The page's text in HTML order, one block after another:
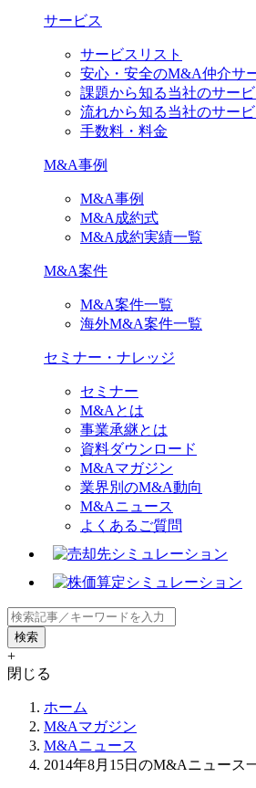
サービス
サービスリスト
安心・安全のM&A仲介サ
課題から知る当社のサービ
流れから知る当社のサービ
手数料・料金
M&A事例
M&A事例
M&A成約式
M&A成約実績一覧
M&A案件
M&A案件一覧
海外M&A案件一覧
セミナー・ナレッジ
セミナー
M&Aとは
事業承継とは
資料ダウンロード
M&Aマガジン
業界別のM&A動向
M&Aニュース
よくあるご質問
+
閉じる
ホーム
M&Aマガジン
M&Aニュース
2014年8月15日のM&Aニュース